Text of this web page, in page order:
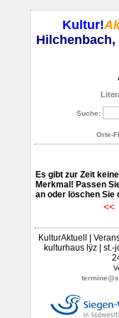
Kultur!
Suche:
Orte-
Es gibt zur Zeit
Merkmal! Passen
an oder löschen Sie
<<
KulturAktuell |
kulturhaus lÿz |